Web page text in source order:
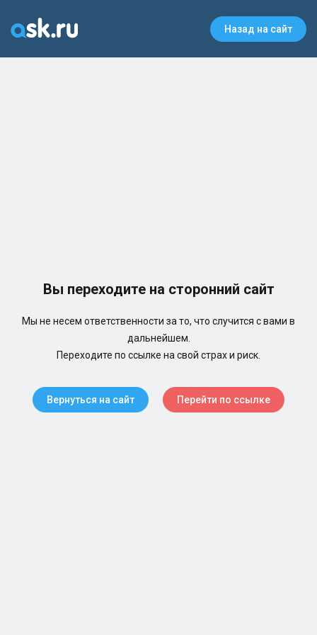
Назад на сайт
Вы переходите на сторонний сайт
Мы не несем ответственности за то, что случится с вами в
дальнейшем.
Переходите по ссылке на свой страх и риск.
Вернуться на сайт Перейти по ссылке